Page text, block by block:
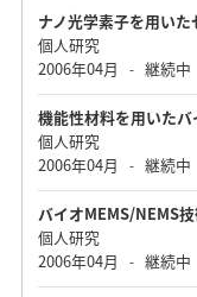
ナノ光学素子を用い
個人研究
2006年04月
- 継続中
機能性材料を用いた
個人研究
2006年04月
- 継続中
バイオMEMS/NEMS
個人研究
2006年04月
- 継続中